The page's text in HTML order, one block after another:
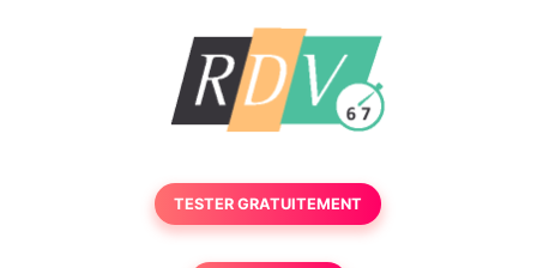
TESTER GRATUITEMENT